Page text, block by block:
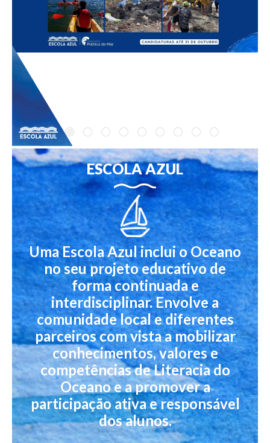
ESCOLA AZUL
Uma Escola Azul inclui o Oceano
no seu projeto educativo de
forma continuada e
interdisciplinar. Envolve a
comunidade local e diferentes
parceiros com vista a mobilizar
conhecimentos, valores e
competências de Literacia do
Oceano e a promover a
participação ativa e responsável
dos alunos.